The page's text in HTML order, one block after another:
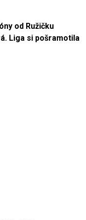
od Ružičku
Liga si pošramotila